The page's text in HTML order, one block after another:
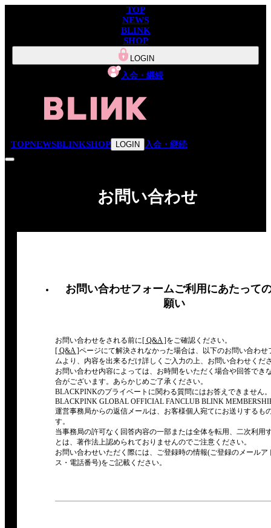
TOP
NEWS
BLINK
SHOP
LOGIN
入会・継続
TOPNEWSBLINKSHOP LOGIN 入会・継続
お問い合わせ
お問い合わせフォームご利用にあたって
願い
お問い合わせをされる前に[ Q&A ]をご確認ください。
[ Q&A ]ページにて解決されなかった場合は、以下のお問い合わせ
ムより、内容を出来るだけ詳しくご入力の上、お問い合わせくだ
お問い合わせ内容によっては、お時間をいただく場合や回答でき
合がございます。あらかじめご了承ください。
BLACKPINKのプライベートに関わる質問にはお答えできません。
BLACKPINK GLOBAL OFFICIAL FANCLUB BLINK
運営事務局からの返信メールは、お客様個人宛てにお送りするも
す。
当事務局の許可なく回答内容の一部または全体を転用、二次利用
とは、著作法上認められておりませんのでご注意ください。
お問い合わせいただく際には、ご登録時の情報(ご登録のメールア
ス・電話番号)をご記載ください。